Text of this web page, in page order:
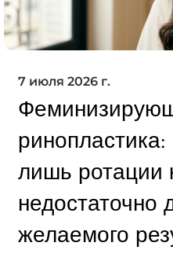
7 июля 2026 г.
лишь ротации
недостаточно
желаемого